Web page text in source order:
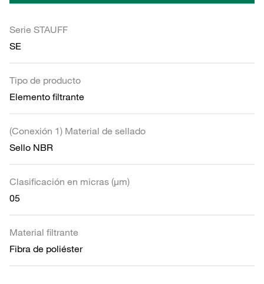
Serie STAUFF
SE
Tipo de producto
Elemento filtrante
(Conexión 1) Material de sellado
Sello NBR
Clasificación en micras (µm)
05
Material filtrante
Fibra de poliéster